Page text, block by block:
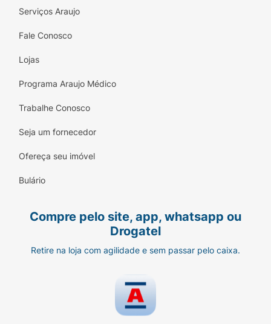
Atenção: Este produto é ALTO EM AÇÚCAR
Serviços Araujo
Fale Conosco
Lojas
Programa Araujo Médico
Trabalhe Conosco
Seja um fornecedor
Ofereça seu imóvel
Bulário
Compre pelo site, app, whatsapp ou
Drogatel
Retire na loja com agilidade e sem passar pelo caixa.